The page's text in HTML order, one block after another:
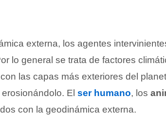
externa, los agentes
lo general se trata de factores
las capas más exteriores del
El ser humano, los
con la geodinámica externa.